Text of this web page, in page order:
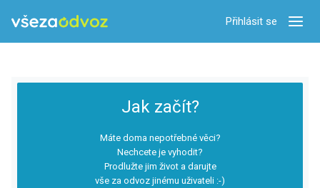
Přihlásit se
Jak začít?
Máte doma nepotřebné věci?
Nechcete je vyhodit?
Prodlužte jim život a darujte
vše za odvoz jinému uživateli :-)